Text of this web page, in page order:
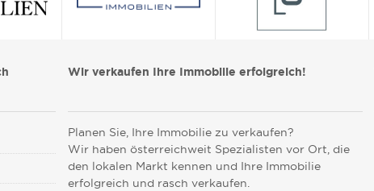
Wir verkaufen Ihre Immobilie erfolgreich!
Planen Sie, Ihre Immobilie zu verkaufen?
Wir haben österreichweit Spezialisten vor Ort, die
den lokalen Markt kennen und Ihre Immobilie
erfolgreich und rasch verkaufen.